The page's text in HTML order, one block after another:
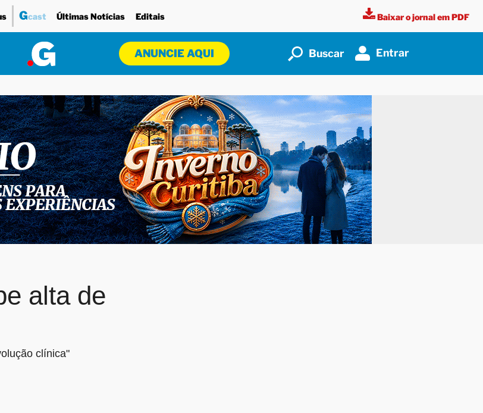
Gcast Últimas Notícias Editais Baixar o jornal em PDF
ANUNCIE AQUI Buscar Entrar
alta de
clínica"